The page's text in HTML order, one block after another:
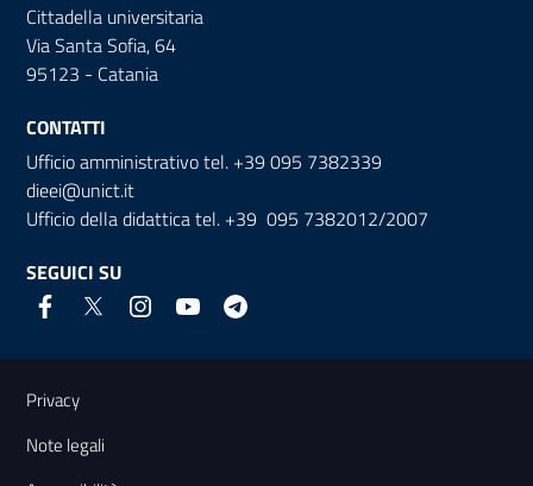
Cittadella universitaria
Via Santa Sofia, 64
95123 - Catania
CONTATTI
Ufficio amministrativo tel. +39 095 7382339
dieei@unict.it
Ufficio della didattica tel. +39 095 7382012/2007
SEGUICI SU
Link e informazioni utili
Privacy
Note legali